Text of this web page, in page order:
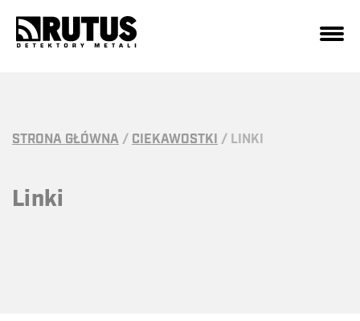
STRONA GŁÓWNA/ CIEKAWOSTKI / LINKI
Linki